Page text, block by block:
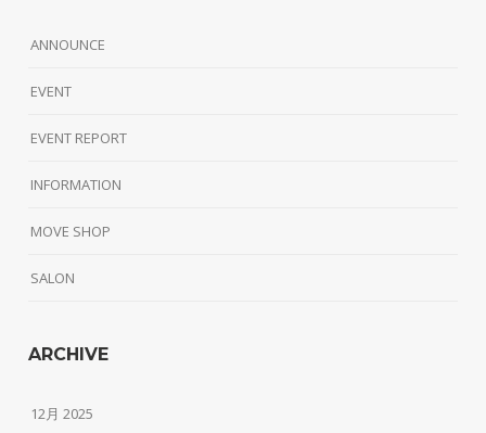
ANNOUNCE
EVENT
EVENT REPORT
INFORMATION
MOVE SHOP
SALON
ARCHIVE
12月 2025